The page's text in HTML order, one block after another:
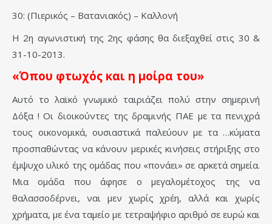
30: (Πιερικός – Βατανιακός) – Καλλονή
Η 2η αγωνιστική της 2ης φάσης θα διεξαχθεί στις 30 &
31-10-2013.
«Όπου φτωχός και η μοίρα του»
Αυτό το λαϊκό γνωμικό ταιριάζει πολύ στην σημερινή
Δόξα ! Οι διοικούντες της δραμινής ΠΑΕ με τα πενιχρά
τους οικονομικά, ουσιαστικά παλεύουν με τα …κύματα
προσπαθώντας να κάνουν μερικές κινήσεις στήριξης στο
έμψυχο υλικό της ομάδας που «πονάει» σε αρκετά σημεία.
Μια ομάδα που άφησε ο μεγαλομέτοχος της να
θαλασσοδέρνει, ναι μεν χωρίς χρέη, αλλά και χωρίς
χρήματα, με ένα ταμείο με τετραψήφιο αριθμό σε ευρώ και